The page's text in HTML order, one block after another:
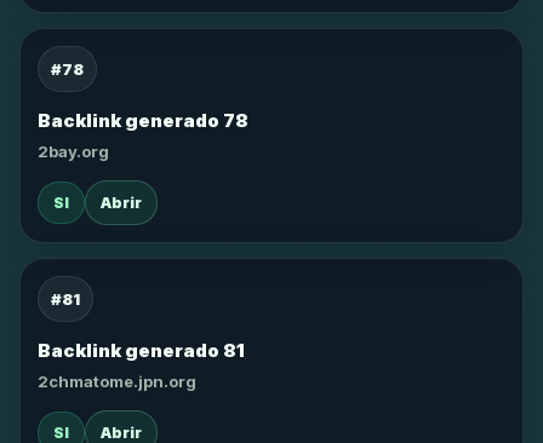
#78
Backlink generado 78
2bay.org
SI Abrir
#81
Backlink generado 81
2chmatome.jpn.org
SI Abrir